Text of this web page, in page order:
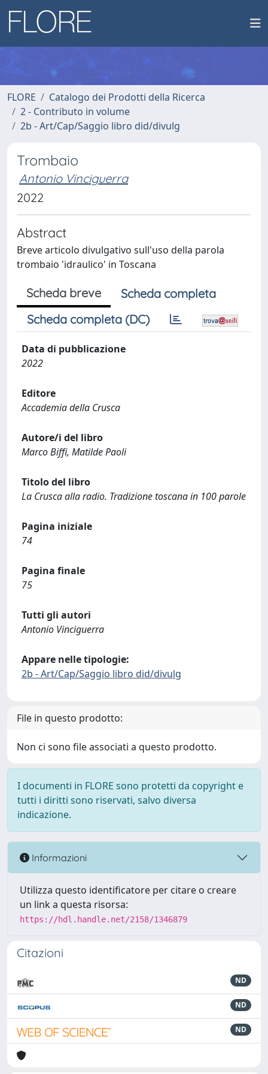
FLORE
Catalogo dei Prodotti della Ricerca
2 - Contributo in volume
2b - Art/Cap/Saggio libro did/divulg
Trombaio
Antonio Vinciguerra
2022
Abstract
Breve articolo divulgativo sull'uso della parola
trombaio 'idraulico' in Toscana
Scheda breve
Scheda completa
Scheda completa (DC)
Data di pubblicazione
2022
Editore
Accademia della Crusca
Autore/i del libro
Marco Biffi, Matilde Paoli
Titolo del libro
La Crusca alla radio. Tradizione toscana in 100 parole
Pagina iniziale
74
Pagina finale
75
Tutti gli autori
Antonio Vinciguerra
Appare nelle tipologie:
2b - Art/Cap/Saggio libro did/divulg
File in questo prodotto:
Non ci sono file associati a questo prodotto.
I documenti in FLORE sono protetti da copyright e
tutti i diritti sono riservati, salvo diversa
indicazione.
Informazioni
Utilizza questo identificatore per citare o creare
un link a questa risorsa:
https://hdl.handle.net/2158/1346879
Citazioni
ND
ND
ND